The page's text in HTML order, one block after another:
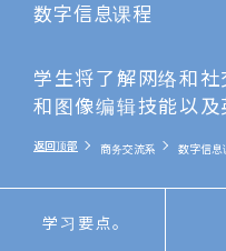
数字信息课程
学生将了解网络和社
和图像编辑技能以及
返回顶部 商务交流系 数字信息
学习要点。